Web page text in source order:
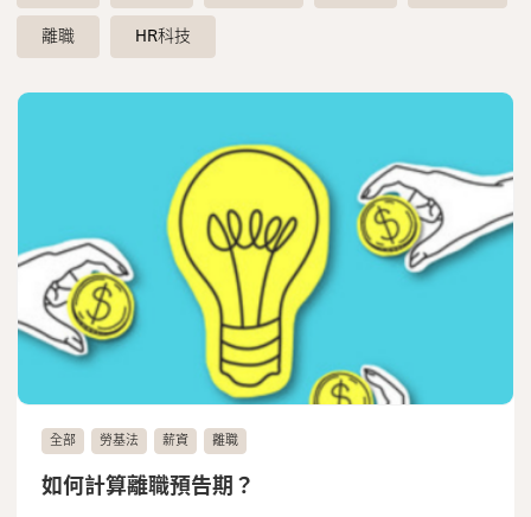
離職 HR科技
全部 勞基法 薪資 離職
如何計算離職預告期？